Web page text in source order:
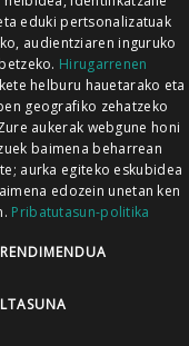
eduki pertsonalizatuak
audientziaren inguruko
Hirugarrenen
helburu hauetarako eta
geografiko zehatzeko
aukerak webgune honi
baimena beharrean
aurka egiteko eskubidea
edozein unetan ken
Pribatutasun-politika